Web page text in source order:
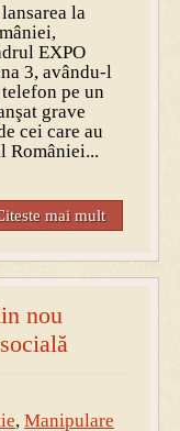
la
EXPO
3, avându-l
pe un
grave
cei care au
României...
mai mult
nou
, Manipulare